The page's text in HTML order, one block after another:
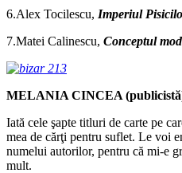
6.Alex Tocilescu, Imperiul
7.Matei Calinescu, Conceptul
MELANIA CINCEA
Iată cele şapte titluri de carte pe
mea de cărţi pentru suflet. Le voi
numelui autorilor, pentru că mi-e
mult.